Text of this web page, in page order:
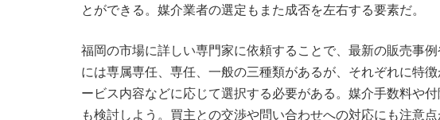
とができる。媒介業者の選定もまた成否を左右する要素だ。
福岡の市場に詳しい専門家に依頼することで、最新の販売事
には専属専任、専任、一般の三種類があるが、それぞれに特
ービス内容などに応じて選択する必要がある。媒介手数料や
も検討しよう。買主との交渉や問い合わせへの対応にも注意